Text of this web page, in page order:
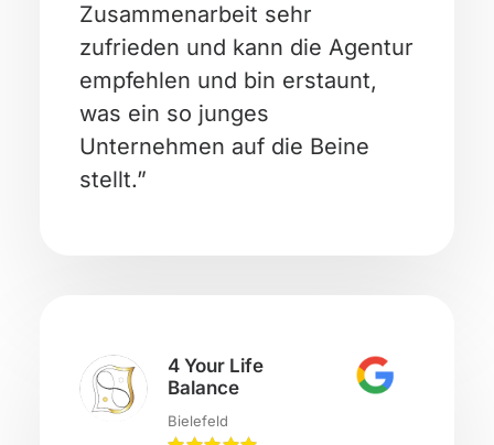
Zusammenarbeit sehr
zufrieden und kann die Agentur
empfehlen und bin erstaunt,
was ein so junges
Unternehmen auf die Beine
stellt.”
4 Your Life
Balance
Bielefeld